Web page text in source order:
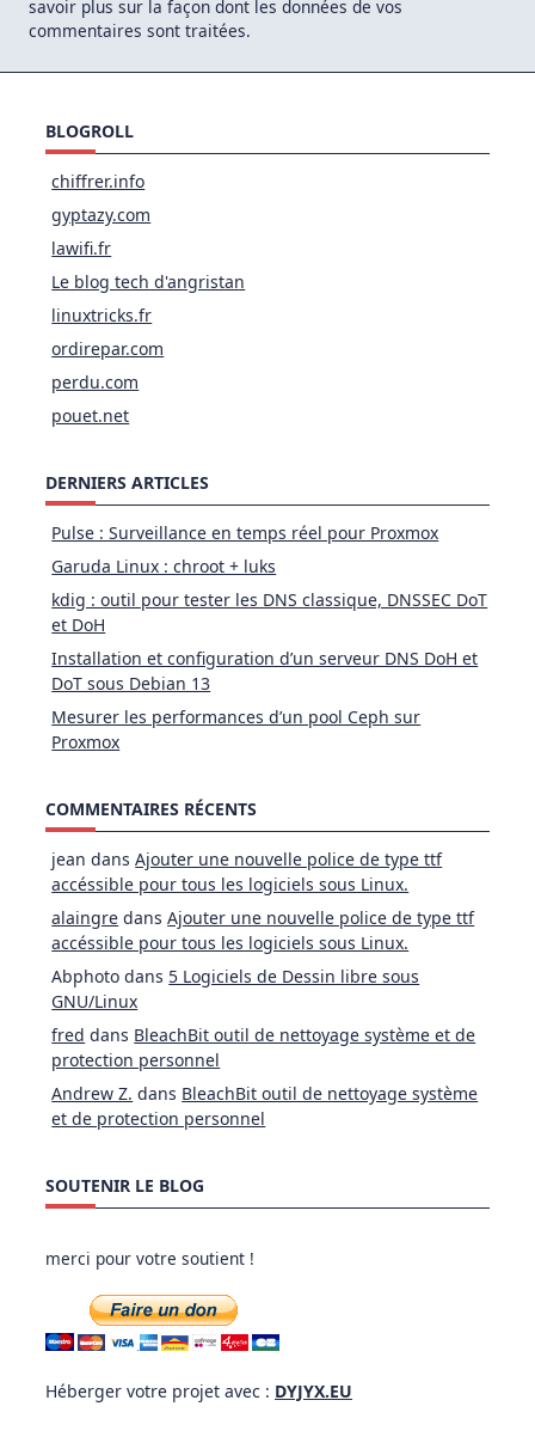
savoir plus sur la façon dont les données de vos
commentaires sont traitées.
BLOGROLL
chiffrer.info
gyptazy.com
lawifi.fr
Le blog tech d'angristan
linuxtricks.fr
ordirepar.com
perdu.com
pouet.net
DERNIERS ARTICLES
Pulse : Surveillance en temps réel pour Proxmox
Garuda Linux : chroot + luks
kdig : outil pour tester les DNS classique, DNSSEC DoT
et DoH
Installation et configuration d’un serveur DNS DoH et
DoT sous Debian 13
Mesurer les performances d’un pool Ceph sur
Proxmox
COMMENTAIRES RÉCENTS
jean dansAjouter une nouvelle police de type ttf
accéssible pour tous les logiciels sous Linux.
alaingre dansAjouter une nouvelle police de type ttf
accéssible pour tous les logiciels sous Linux.
Abphoto dans 5 Logiciels de Dessin libre sous
GNU/Linux
fred dans BleachBit outil de nettoyage système et de
protection personnel
Andrew Z. dans BleachBit outil de nettoyage système
et de protection personnel
SOUTENIR LE BLOG
merci pour votre soutient !
Héberger votre projet avec : DYJYX.EU